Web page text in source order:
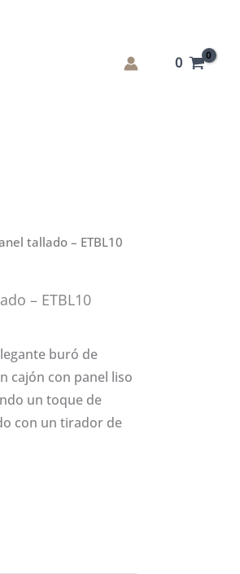
0
tallado – ETBL10
– ETBL10
buró de
cajón con panel liso
un toque de
con un tirador de